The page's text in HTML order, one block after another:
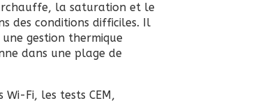
la saturation et le
des conditions difficiles. Il
gestion thermique
dans une plage de
Fi, les tests CEM,